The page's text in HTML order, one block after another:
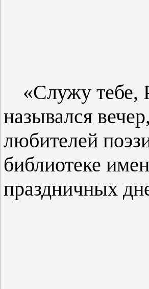
«Служу тебе,
назывался
любителей
библиотеке
праздничных